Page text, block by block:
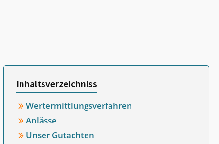
Inhaltsverzeichniss
Wertermittlungsverfahren
Anlässe
Unser Gutachten